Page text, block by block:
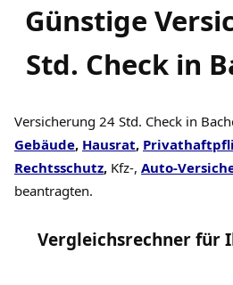
Günstige
Std. Check in
Versicherung 24 Std. Check in
Gebäude, Hausrat,
Rechtsschutz, Kfz-, Auto-
beantragten.
Vergleichsrechnerfür